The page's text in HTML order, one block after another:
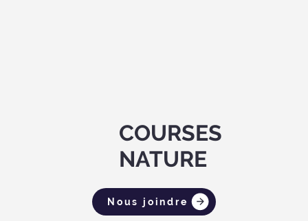
COURSES
NATURE
Nous joindre